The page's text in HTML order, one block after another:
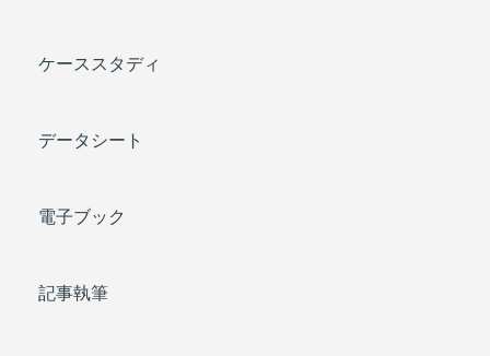
ケーススタディ
データシート
電子ブック
記事執筆